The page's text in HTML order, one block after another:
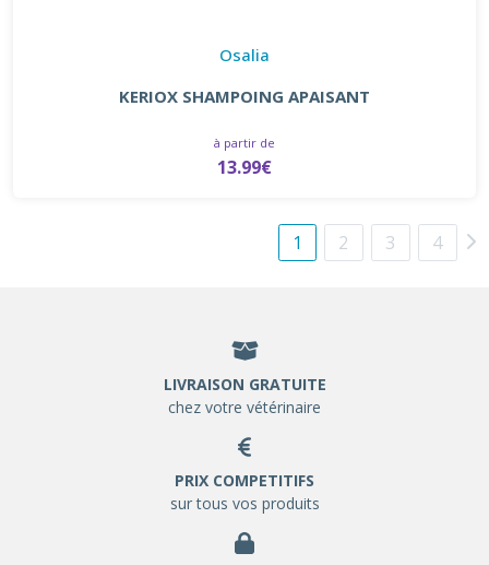
Osalia
KERIOX SHAMPOING APAISANT
à partir de
13.99€
1 2 3 4
LIVRAISON GRATUITE
chez votre vétérinaire
PRIX COMPETITIFS
sur tous vos produits